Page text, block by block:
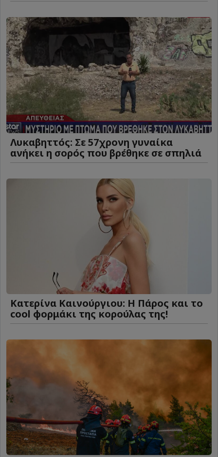
Λυκαβηττός: Σε 57χρονη γυναίκα
ανήκει η σορός που βρέθηκε σε σπηλιά
Κατερίνα Καινούργιου: Η Πάρος και το
cool φορμάκι της κορούλας της!